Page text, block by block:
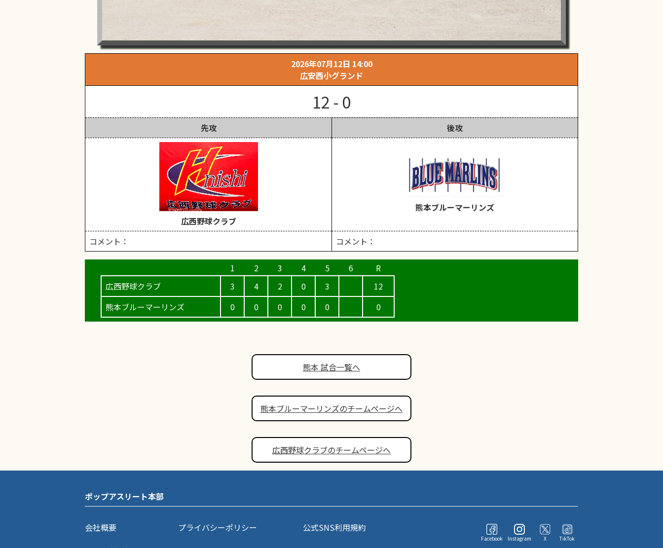
2026年07月12日 14:00
広安西小グランド
12 - 0
先攻 後攻
広西野球クラブ
熊本ブルーマーリンズ
コメント： コメント：
広西野球クラブ
熊本ブルーマーリンズ
3
0
4
0
2
0
0
0
3
0
12
0
熊本 試合一覧へ
熊本ブルーマーリンズのチームページへ
広西野球クラブのチームページへ
ポップアスリート本部
会社概要 プライバシーポリシー
公式SNS利用規約
Facebook Instagram X TikTok